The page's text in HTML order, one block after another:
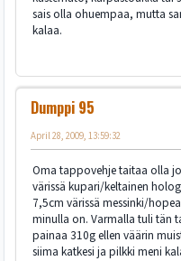
sais olla ohuempaa, mutta
kalaa.
Dumppi 95
April 28, 2009, 13:59:32
Oma tappovehje taitaa olla
värissä kupari/keltainen
7,5cm värissä messinki/
minulla on. Varmalla tuli tän
painaa 310g ellen väärin
siima katkesi ja pilkki meni